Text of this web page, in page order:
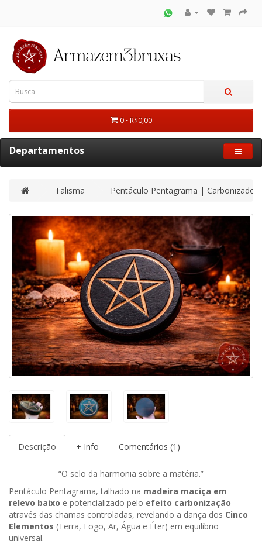
0 - R$0,00
Departamentos
Talismã Pentáculo Pentagrama | Carbonizado
Descrição + Info Comentários (1)
“O selo da harmonia sobre a matéria.”
Pentáculo Pentagrama, talhado na madeira maciça em
relevo baixo e potencializado pelo efeito carbonização
através das chamas controladas, revelando a dança dos Cinco
Elementos (Terra, Fogo, Ar, Água e Éter) em equilíbrio
universal.